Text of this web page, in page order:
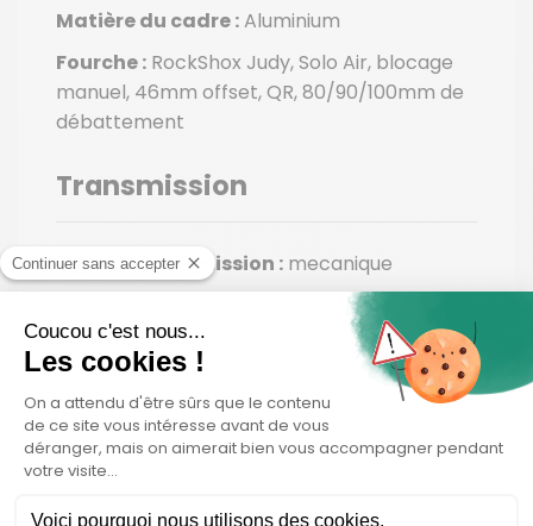
Matière du cadre :Aluminium
Fourche : RockShox Judy, Solo Air, blocage
manuel, 46mm offset, QR, 80/90/100mm de
débattement
Transmission
Type de transmission : mecanique
Manettes / commandes de vitesse :
Shimano Deore M5100
Pédalier :Stout 1x, aluminium forgé
Dérailleur AR :Shimano Deore M5100, SGS, 11
vitesses